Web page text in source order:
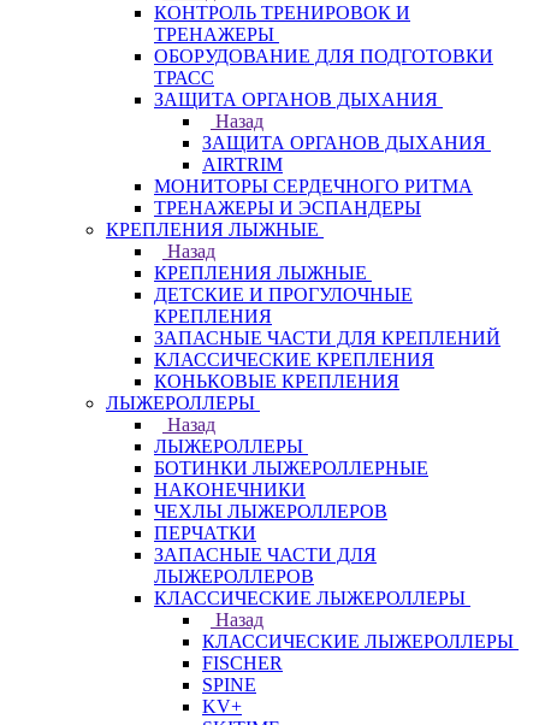
КОНТРОЛЬ ТРЕНИРОВОК И
ТРЕНАЖЕРЫ
ОБОРУДОВАНИЕ ДЛЯ ПОДГОТОВКИ
ТРАСС
ЗАЩИТА ОРГАНОВ ДЫХАНИЯ
Назад
ЗАЩИТА ОРГАНОВ ДЫХАНИЯ
AIRTRIM
МОНИТОРЫ СЕРДЕЧНОГО РИТМА
ТРЕНАЖЕРЫ И ЭСПАНДЕРЫ
КРЕПЛЕНИЯ ЛЫЖНЫЕ
Назад
КРЕПЛЕНИЯ ЛЫЖНЫЕ
ДЕТСКИЕ И ПРОГУЛОЧНЫЕ
КРЕПЛЕНИЯ
ЗАПАСНЫЕ ЧАСТИ ДЛЯ КРЕПЛЕНИЙ
КЛАССИЧЕСКИЕ КРЕПЛЕНИЯ
КОНЬКОВЫЕ КРЕПЛЕНИЯ
ЛЫЖЕРОЛЛЕРЫ
Назад
ЛЫЖЕРОЛЛЕРЫ
БОТИНКИ ЛЫЖЕРОЛЛЕРНЫЕ
НАКОНЕЧНИКИ
ЧЕХЛЫ ЛЫЖЕРОЛЛЕРОВ
ПЕРЧАТКИ
ЗАПАСНЫЕ ЧАСТИ ДЛЯ
ЛЫЖЕРОЛЛЕРОВ
КЛАССИЧЕСКИЕ ЛЫЖЕРОЛЛЕРЫ
Назад
КЛАССИЧЕСКИЕ ЛЫЖЕРОЛЛЕРЫ
FISCHER
SPINE
KV+